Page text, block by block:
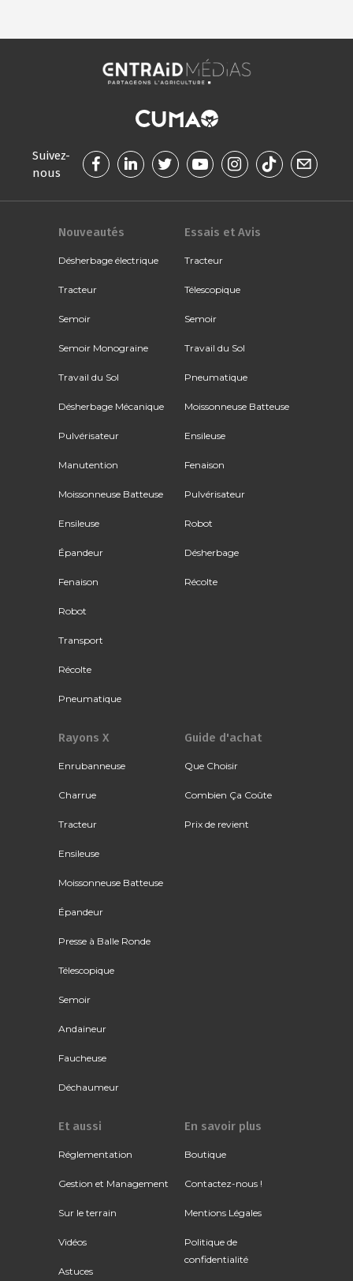
Suivez-
nous
Nouveautés
Désherbage électrique
Tracteur
Semoir
Semoir Monograine
Travail du Sol
Désherbage Mécanique
Pulvérisateur
Manutention
Moissonneuse Batteuse
Ensileuse
Épandeur
Fenaison
Robot
Transport
Récolte
Pneumatique
Essais et Avis
Tracteur
Télescopique
Semoir
Travail du Sol
Pneumatique
Moissonneuse Batteuse
Ensileuse
Fenaison
Pulvérisateur
Robot
Désherbage
Récolte
Rayons X
Enrubanneuse
Charrue
Tracteur
Ensileuse
Moissonneuse Batteuse
Épandeur
Presse à Balle Ronde
Télescopique
Semoir
Andaineur
Faucheuse
Déchaumeur
Guide d'achat
Que Choisir
Combien Ça Coûte
Prix de revient
Et aussi
Réglementation
Gestion et Management
Sur le terrain
Vidéos
Astuces
En savoir plus
Boutique
Contactez-nous !
Mentions Légales
Politique de
confidentialité